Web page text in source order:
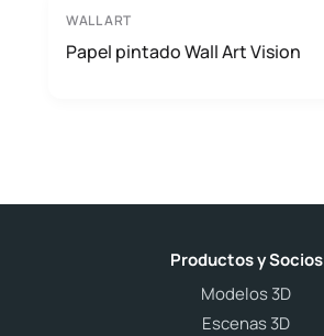
WALL ART
Papel pintado Wall Art Vision
Productos y Socios
Modelos 3D
Escenas 3D